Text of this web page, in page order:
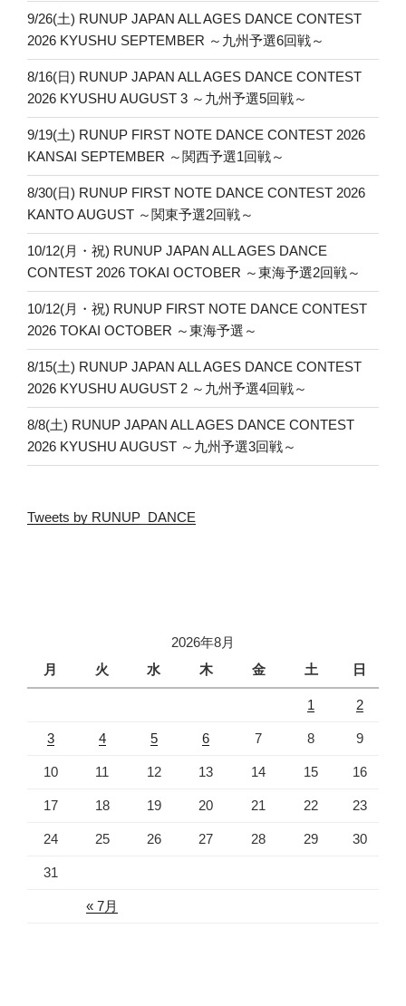
9/26(土) RUNUP JAPAN ALL AGES DANCE CONTEST
2026 KYUSHU SEPTEMBER ～九州予選6回戦～
8/16(日) RUNUP JAPAN ALL AGES DANCE CONTEST
2026 KYUSHU AUGUST 3 ～九州予選5回戦～
9/19(土) RUNUP FIRST NOTE DANCE CONTEST 2026
KANSAI SEPTEMBER ～関西予選1回戦～
8/30(日) RUNUP FIRST NOTE DANCE CONTEST 2026
KANTO AUGUST ～関東予選2回戦～
10/12(月・祝) RUNUP JAPAN ALL AGES DANCE
CONTEST 2026 TOKAI OCTOBER ～東海予選2回戦～
10/12(月・祝) RUNUP FIRST NOTE DANCE CONTEST
2026 TOKAI OCTOBER ～東海予選～
8/15(土) RUNUP JAPAN ALL AGES DANCE CONTEST
2026 KYUSHU AUGUST 2 ～九州予選4回戦～
8/8(土) RUNUP JAPAN ALL AGES DANCE CONTEST
2026 KYUSHU AUGUST ～九州予選3回戦～
Tweets by RUNUP_DANCE
2026年8月
月
火 水 木 金 土 日
« 7月
1 2
3 4 5 6 7 8 9
10 11 12 13 14 15 16
17 18 19 20 21 22 23
24 25 26 27 28 29 30
31